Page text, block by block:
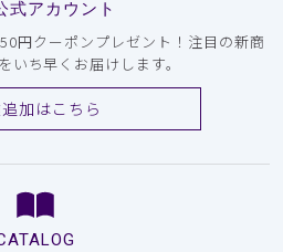
式アカウント
円クーポンプレゼント！注目の新商
いち早くお届けします。
加はこちら